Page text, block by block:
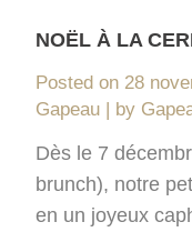
NOËL À LA
Posted on 28
Gapeau
by
Dès le 7
brunch), notre
en un joyeux